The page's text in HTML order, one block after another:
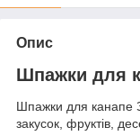
Опис
Шпажки для
Шпажки для канапе
закусок, фруктів,